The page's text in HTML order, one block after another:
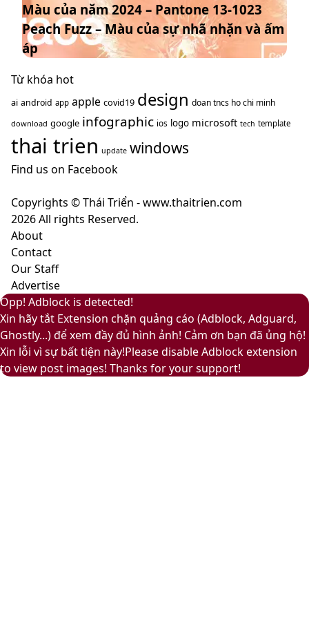
hướng
năm
2025
–
màu
nâu
cà
phê
mang
nghĩa
gì?
năm
2024
–
Pantone
13-
Peach
Fuzz
–
của
nhã
nhặn
và
ấm
áp
Màu của năm 2024 – Pantone 13-1023
Peach Fuzz – Màu của sự nhã nhặn và ấm
áp
Từ khóa hot
ai android app apple covid19 design doan tncs ho chi minh
download google infographic ios logo microsoft tech template
thai trien update windows
Find us on Facebook
Copyrights © Thái Triển - www.thaitrien.com
2026 All rights Reserved.
About
Contact
Our Staff
Advertise
Facebook
X
LinkedIn
YouTube
Google
Play
Back
to
top
button
Close
Opp! Adblock is detected!
Xin hãy tắt Extension chặn quảng cáo (Adblock, Adguard,
Ghostly...) để xem đầy đủ hình ảnh! Cảm ơn bạn đã ủng hộ!
Xin lỗi vì sự bất tiện này!Please disable Adblock extension
to view post images! Thanks for your support!